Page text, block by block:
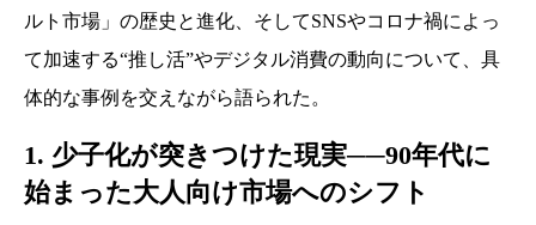
ルト市場」の歴史と進化、そしてSNSやコロナ禍によっ
て加速する“推し活”やデジタル消費の動向について、具
体的な事例を交えながら語られた。
1. 少子化が突きつけた現実──90年代に
始まった大人向け市場へのシフト